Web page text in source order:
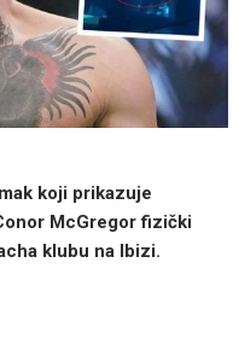
koji prikazuje
McGregor fizički
klubu na Ibizi.